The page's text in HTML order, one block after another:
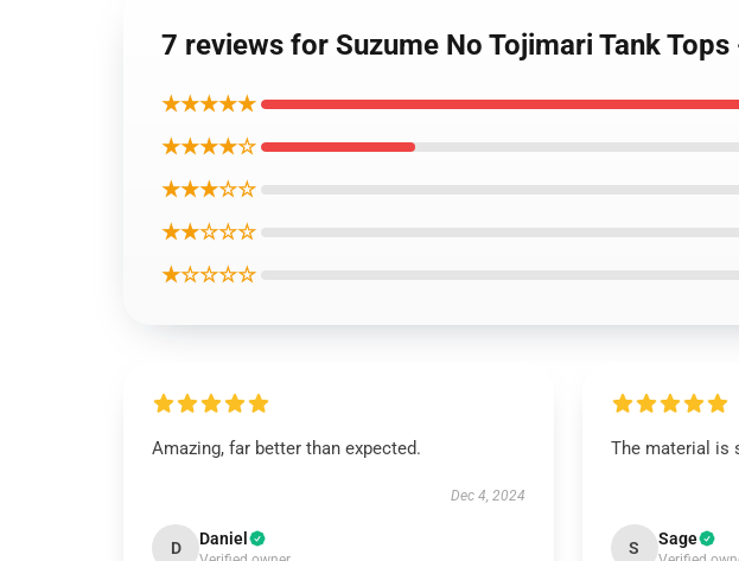
7 reviews for Suzume No Tojimari Tank
★★★★★
★★★★☆
★★★☆☆
★★☆☆☆
★☆☆☆☆
Amazing, far better than expected.
Dec 4, 2024
D Daniel
The material is
S Sage